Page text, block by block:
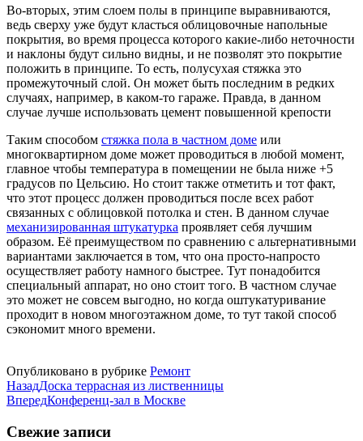
Во-вторых, этим слоем полы в принципе выравниваются,
ведь сверху уже будут класться облицовочные напольные
покрытия, во время процесса которого какие-либо неточности
и наклоны будут сильно видны, и не позволят это покрытие
положить в принципе. То есть, полусухая стяжка это
промежуточный слой. Он может быть последним в редких
случаях, например, в каком-то гараже. Правда, в данном
случае лучше использовать цемент повышенной крепости
Таким способом стяжка пола в частном доме или
многоквартирном доме может проводиться в любой момент,
главное чтобы температура в помещении не была ниже +5
градусов по Цельсию. Но стоит также отметить и тот факт,
что этот процесс должен проводиться после всех работ
связанных с облицовкой потолка и стен. В данном случае
механизированная штукатурка проявляет себя лучшим
образом. Её преимуществом по сравнению с альтернативными
вариантами заключается в том, что она просто-напросто
осуществляет работу намного быстрее. Тут понадобится
специальный аппарат, но оно стоит того. В частном случае
это может не совсем выгодно, но когда оштукатуривание
проходит в новом многоэтажном доме, то тут такой способ
сэкономит много времени.
Опубликовано в рубрике Ремонт
НазадДоска террасная из лиственницы
ВпередКонференц-зал в Москве
Свежие записи